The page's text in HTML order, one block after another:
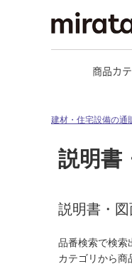
商品カ
建材・住宅設備の通
説明書
説明書・
品番検索で検索
カテゴリから商